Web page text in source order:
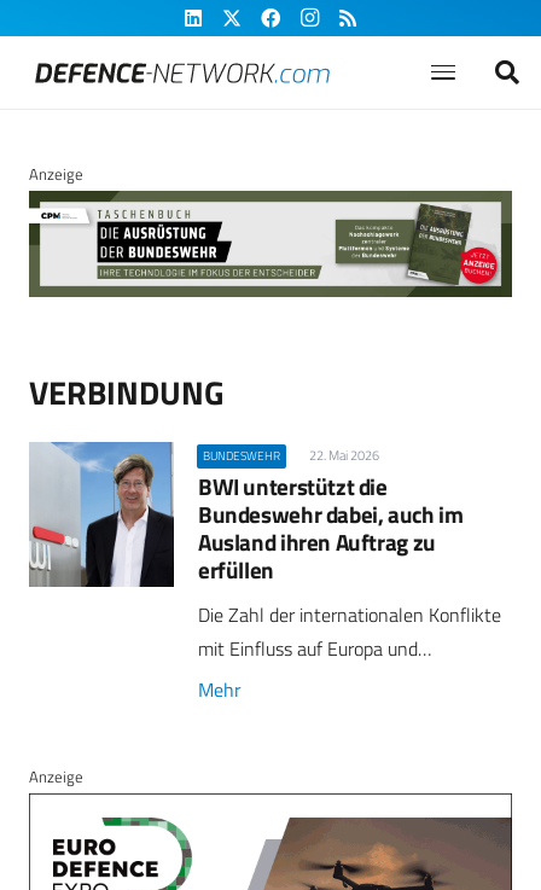
Anzeige
VERBINDUNG
BUNDESWEHR 22. Mai 2026
BWI unterstützt die
Bundeswehr dabei, auch im
Ausland ihren Auftrag zu
erfüllen
Die Zahl der internationalen Konflikte
mit Einfluss auf Europa und…
Mehr
Anzeige